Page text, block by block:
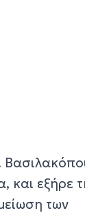
και εξήρε
των